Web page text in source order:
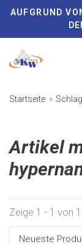
AUFGRUND
Startseite
Artikel
Zeige 1 - 1 von 1
Neueste